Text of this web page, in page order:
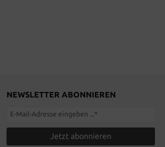
NEWSLETTER ABONNIEREN
Jetzt abonnieren